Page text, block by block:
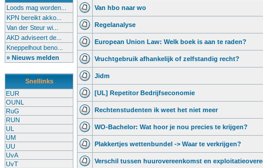
Loods mag worden...
KPN bereikt akko...
Van der Steur wi...
AKD adviseert de...
Kneppelhout beno...
» Nieuws melden
Snellinks
EUR
OUNL
RuG
RUN
UL
UM
UU
UvA
UvT
Van hbo naar wo
Regelanalyse
European Union Law: Welk boek is aan te raden?
Vruchtgebruik afhankelijk of zelfstandig recht?
Jidm
[UL] Repetitor Bedrijfseconomie
Rechtenstudenten ik weet het niet meer
WO-Bachelor: Wat hoor je nou precies te krijgen?
Plakkertjes wettenbundel -> Waar te verkrijgen?
Verschil tussen huurovereenkomst en